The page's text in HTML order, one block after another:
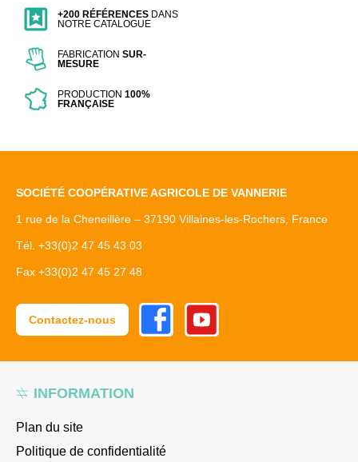
+200 RÉFÉRENCES DANS
NOTRE CATALOGUE
FABRICATIONSUR-
MESURE
PRODUCTION100%
FRANÇAISE
INFORMATION
Plan du site
Politique de confidentialité
SOCIÉTÉ COOPÉRATIVE AGRICOLE DE VANNERIE
1 rue de la Cheneillère – 37190 Villaines-les-Rochers, France
Tél. +33(0)2 47 45 43 03
Fax +33(0)2 47 45 27 48
Contactez-nous
FacebookYoutube